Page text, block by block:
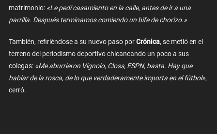
matrimonio: «Le pedí casamiento en la calle, antes de ir a una
parrilla. Después terminamos comiendo un bife de chorizo.»
También, refiriéndose a su nuevo paso porCrónica, se metió en el
terreno del periodismo deportivo chicaneando un poco a sus
colegas: «Me aburrieron Vignolo, Closs, ESPN, basta. Hay que
hablar de la rosca, de lo que verdaderamente importa en el fútbol»,
cerró.